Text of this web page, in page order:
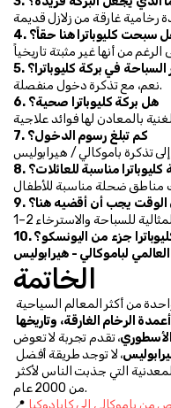
هل سبحت كليوباترا هنا حقاً؟
السباحة في بركة كليوباترا؟
نعم، مع تذكرة دخول منفصلة.
6. هل بركة كليوباترا صحية؟
7. كم تبلغ رسوم الدخول؟
كليوباترا مناسبة للعائلات؟
الوقت يجب أن أقضيه هنا؟
كليوباترا جزء من اليونسكو؟
لباموكالي - هيرابوليس
الخاتمة
من 2000 عام.